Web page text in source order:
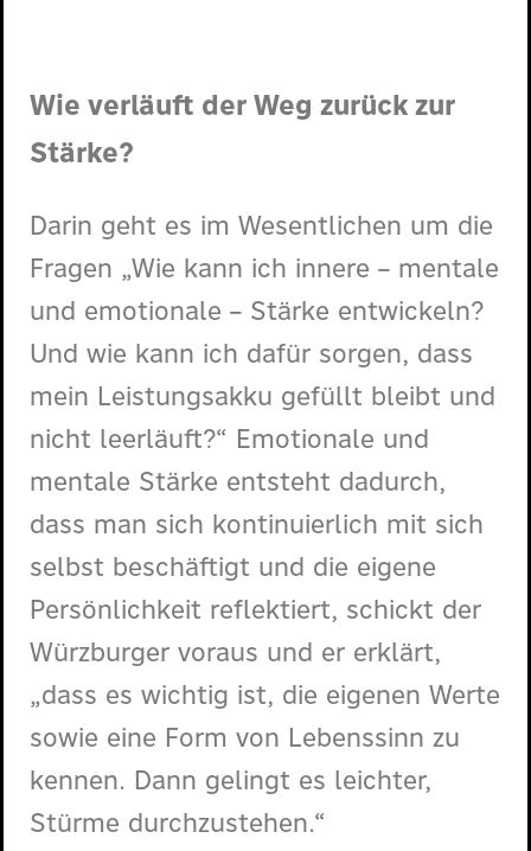
Wie verläuft der Weg zurück zur
Stärke?
Darin geht es im Wesentlichen um die
Fragen „Wie kann ich innere – mentale
und emotionale – Stärke entwickeln?
Und wie kann ich dafür sorgen, dass
mein Leistungsakku gefüllt bleibt und
nicht leerläuft?“ Emotionale und
mentale Stärke entsteht dadurch,
dass man sich kontinuierlich mit sich
selbst beschäftigt und die eigene
Persönlichkeit reflektiert, schickt der
Würzburger voraus und er erklärt,
„dass es wichtig ist, die eigenen Werte
sowie eine Form von Lebenssinn zu
kennen. Dann gelingt es leichter,
Stürme durchzustehen.“